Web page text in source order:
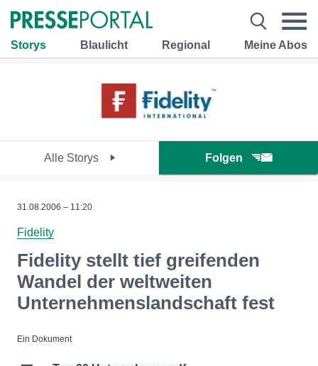
Storys Blaulicht Regional Meine Abos
Alle Storys Folgen
31.08.2006 – 11:20
Fidelity
Fidelity stellt tief greifenden
Wandel der weltweiten
Unternehmenslandschaft fest
Ein Dokument